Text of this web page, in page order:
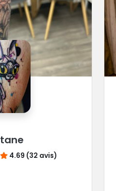
4.69 (32 avis)